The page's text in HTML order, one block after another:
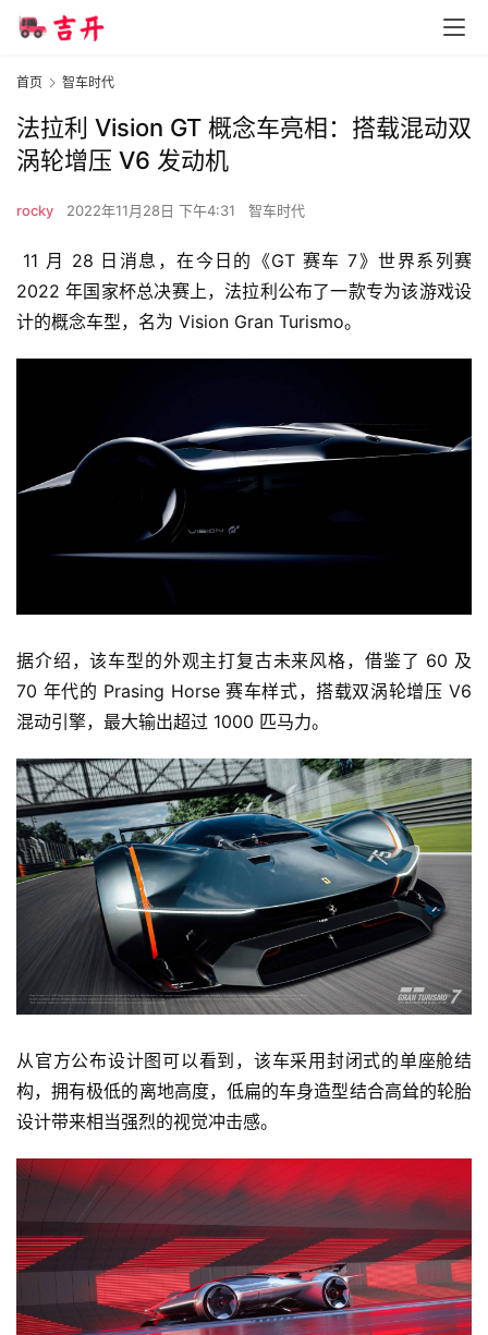
首页 智车时代
法拉利 Vision GT 概念车亮相：搭载混动双
涡轮增压 V6 发动机
rocky 2022年11月28日 下午4:31 智车时代
11 月 28 日消息，在今日的《GT 赛车 7》世界系列赛
2022 年国家杯总决赛上，法拉利公布了一款专为该游戏设
计的概念车型，名为 Vision Gran Turismo。
据介绍，该车型的外观主打复古未来风格，借鉴了 60 及
70 年代的 Prasing Horse 赛车样式，搭载双涡轮增压 V6
混动引擎，最大输出超过 1000 匹马力。
从官方公布设计图可以看到，该车采用封闭式的单座舱结
构，拥有极低的离地高度，低扁的车身造型结合高耸的轮胎
设计带来相当强烈的视觉冲击感。